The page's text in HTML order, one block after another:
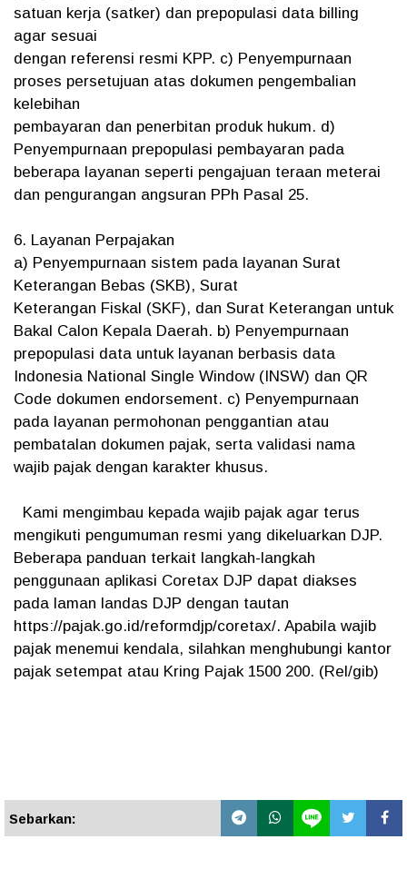
satuan kerja (satker) dan prepopulasi data billing
agar sesuai
dengan referensi resmi KPP. c) Penyempurnaan
proses persetujuan atas dokumen pengembalian
kelebihan
pembayaran dan penerbitan produk hukum. d)
Penyempurnaan prepopulasi pembayaran pada
beberapa layanan seperti pengajuan teraan meterai
dan pengurangan angsuran PPh Pasal 25.
6. Layanan Perpajakan
a) Penyempurnaan sistem pada layanan Surat
Keterangan Bebas (SKB), Surat
Keterangan Fiskal (SKF), dan Surat Keterangan untuk
Bakal Calon Kepala Daerah. b) Penyempurnaan
prepopulasi data untuk layanan berbasis data
Indonesia National Single Window (INSW) dan QR
Code dokumen endorsement. c) Penyempurnaan
pada layanan permohonan penggantian atau
pembatalan dokumen pajak, serta validasi nama
wajib pajak dengan karakter khusus.
Kami mengimbau kepada wajib pajak agar terus
mengikuti pengumuman resmi yang dikeluarkan DJP.
Beberapa panduan terkait langkah-langkah
penggunaan aplikasi Coretax DJP dapat diakses
pada laman landas DJP dengan tautan
https://pajak.go.id/reformdjp/coretax/. Apabila wajib
pajak menemui kendala, silahkan menghubungi kantor
pajak setempat atau Kring Pajak 1500 200. (Rel/gib)
Sebarkan: